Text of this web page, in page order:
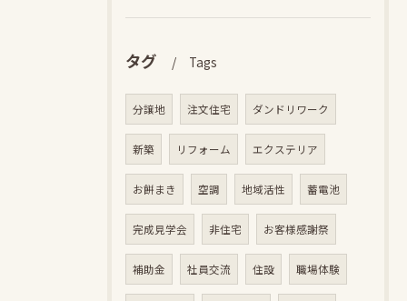
タグ Tags
分譲地 注文住宅 ダンドリワーク
新築 リフォーム エクステリア
お餅まき 空調 地域活性 蓄電池
完成見学会 非住宅 お客様感謝祭
補助金 社員交流 住設 職場体験